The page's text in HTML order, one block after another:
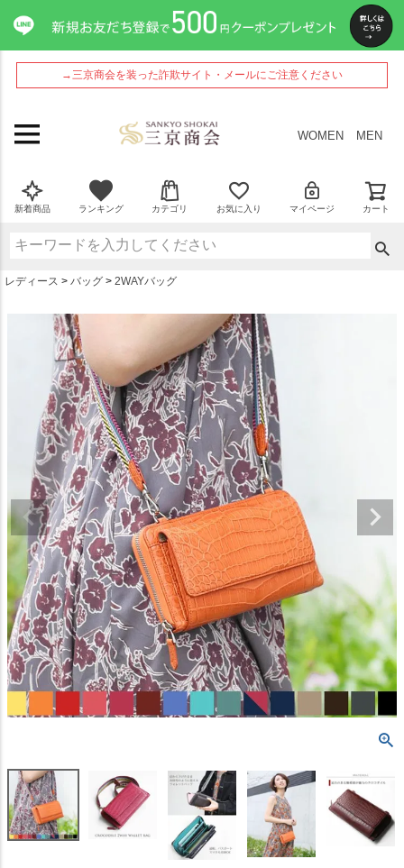
→三京商会を装った詐欺サイト・メールにご注意ください
WOMEN MEN
新着商品 ランキング カテゴリ お気に入り マイページ カート
レディース バッグ 2WAYバッグ
ペー
ジト
ップ
へ